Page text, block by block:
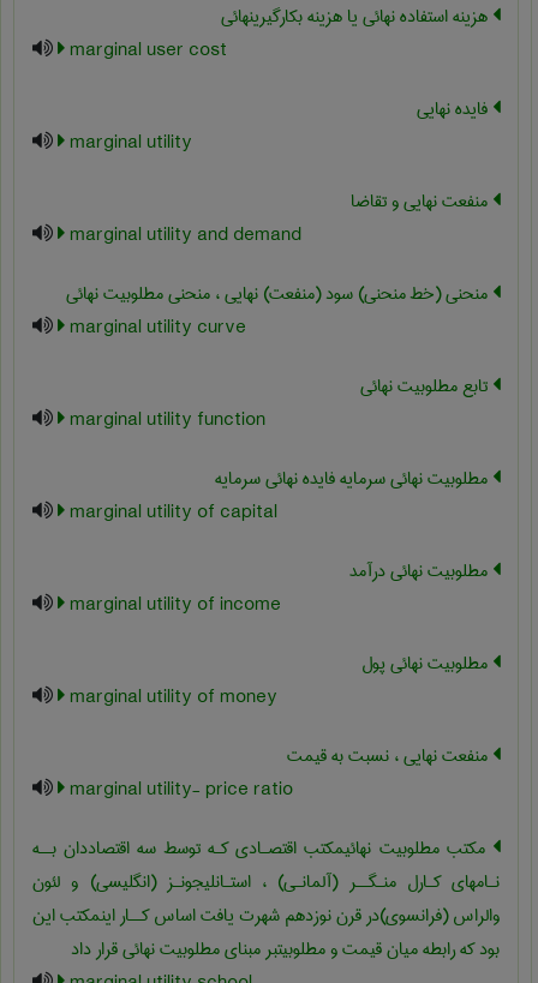
هزینه استفاده نهائی یا هزینه بکارگیرینهائی
marginal user cost
فایده نهایی
marginal utility
منفعت نهایی و تقاضا
marginal utility and demand
منحنی (خط منحنی) سود (منفعت) نهایی ، منحنی مطلوبیت نهائی
marginal utility curve
تابع مطلوبیت نهائی
marginal utility function
مطلوبیت نهائی سرمایه فایده نهائی سرمایه
marginal utility of capital
مطلوبیت نهائی درآمد
marginal utility of income
مطلوبیت نهائی پول
marginal utility of money
منفعت نهایی ، نسبت به قیمت
marginal utility- price ratio
مکتب مطلوبیت نهائیمکتب اقتصـادی کـه توسط سه اقتصاددان بــه
نـامهای کـارل منـگــر (آلمانـی) ، استـانلیجونـز (انگلیسی) و لئون
والراس (فرانسوی)در قرن نوزدهم شهرت یافت اساس کــار اینمکتب این
بود که رابطه میان قیمت و مطلوبیتبر مبنای مطلوبیت نهائی قرار داد